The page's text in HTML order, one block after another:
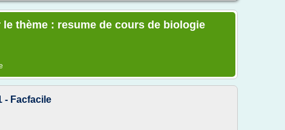
thème : resume de cours de biologie
- Facfacile